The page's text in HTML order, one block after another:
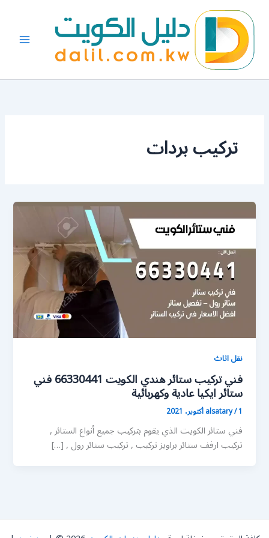
المحتوى
تركيب بردات
نقل اثاث
فني تركيب ستائر هندي الكويت 66330441 فني
ستائر ايكيا عادية وكهربائية
alsatary/1 أكتوبر، 2021
فني ستائر الكويت الذي يقوم بتركيب جميع أنواع الستائر ,
تركيب ارفف ستائر براويز تركيب , تركيب ستائر رول , […]